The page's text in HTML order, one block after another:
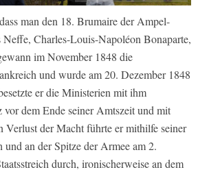
man den 18. Brumaire der Ampel-
Charles-Louis-Napoléon Bonaparte,
im November 1848 die
und wurde am 20. Dezember 1848
er die Ministerien mit ihm
dem Ende seiner Amtszeit und mit
der Macht führte er mithilfe seiner
an der Spitze der Armee am 2.
durch, ironischerweise an dem